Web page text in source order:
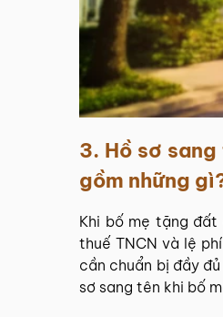
3. Hồ sơ
gồm những
Khi bố mẹ tặng
thuế TNCN và lệ
cần chuẩn bị đầy
sơ sang tên khi bố